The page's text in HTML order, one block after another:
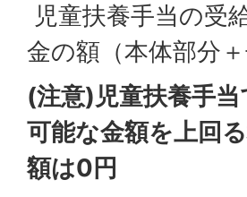
児童扶養手当の受
金の額（本体部分
(注意)児童扶養手
可能な金額を上回
額は0円